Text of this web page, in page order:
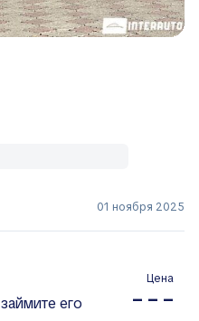
01 ноября 2025
его
Цена
– – –